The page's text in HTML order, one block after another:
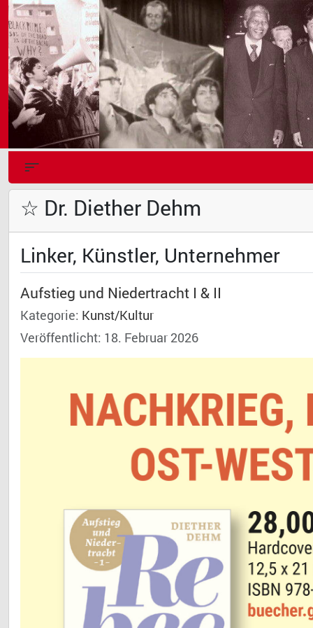
☆ Dr. Diether Dehm
Linker, Künstler, Unternehmer
Aufstieg und Niedertracht I & II
Kategorie: Kunst/Kultur
Veröffentlicht: 18. Februar 2026